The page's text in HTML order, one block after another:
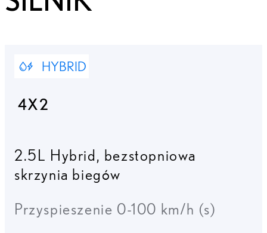
HYBRID
4X2
2.5L Hybrid, bezstopniowa
skrzynia biegów
Przyspieszenie 0-100 km/h (s)